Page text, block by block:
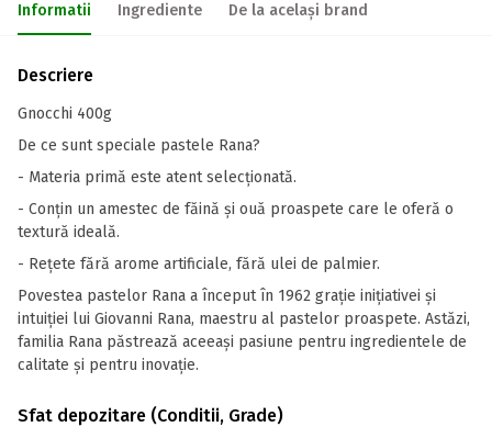
Informatii Ingrediente De la același brand
Descriere
Gnocchi 400g
De ce sunt speciale pastele Rana?
- Materia primă este atent selecționată.
- Conțin un amestec de făină și ouă proaspete care le oferă o
textură ideală.
- Rețete fără arome artificiale, fără ulei de palmier.
Povestea pastelor Rana a început în 1962 grație inițiativei și
intuiției lui Giovanni Rana, maestru al pastelor proaspete. Astăzi,
familia Rana păstrează aceeași pasiune pentru ingredientele de
calitate și pentru inovație.
Sfat depozitare (Conditii, Grade)